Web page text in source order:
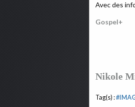
Avec des
Gospel+
Nikole
Tag(s) :